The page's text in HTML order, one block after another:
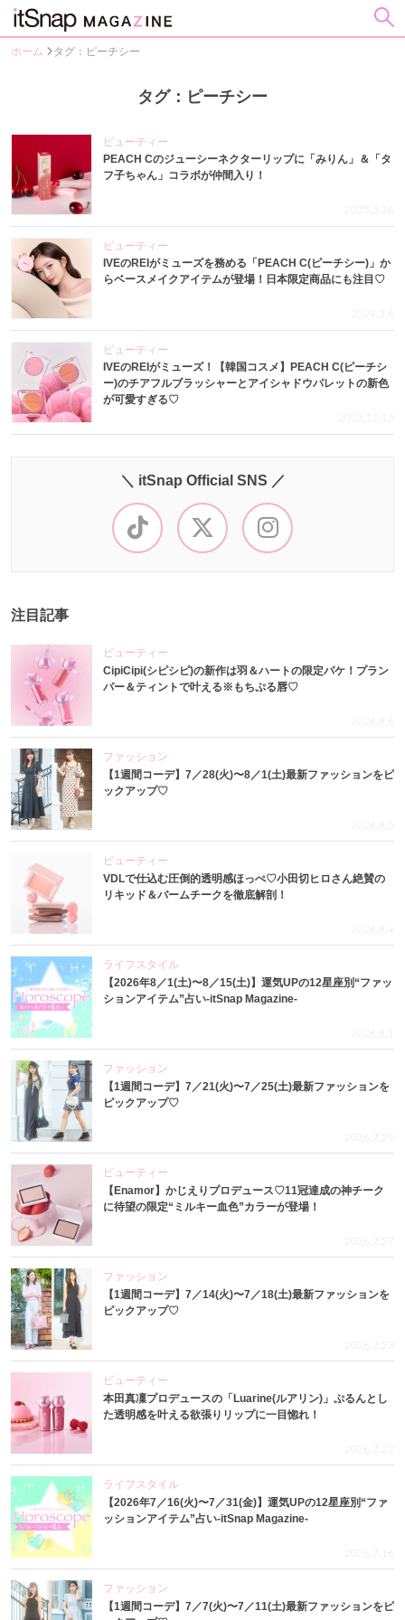
ホーム タグ：ピーチシー
タグ：ピーチシー
ビューティー
PEACH Cのジューシーネクターリップに「みりん」＆「タ
フ子ちゃん」コラボが仲間入り！
2025.5.26
ビューティー
IVEのREIがミューズを務める「PEACH C(ピーチシー)」か
らベースメイクアイテムが登場！日本限定商品にも注目♡
2024.3.6
ビューティー
IVEのREIがミューズ！【韓国コスメ】PEACH C(ピーチシ
ー)のチアフルブラッシャーとアイシャドウパレットの新色
が可愛すぎる♡
2023.12.13
＼ itSnap Official SNS ／
注目記事
ビューティー
CipiCipi(シピシピ)の新作は羽＆ハートの限定パケ！プラン
パー＆ティントで叶える※もちぷる唇♡
2026.8.6
ファッション
【1週間コーデ】7／28(火)〜8／1(土)最新ファッションをピ
ックアップ♡
2026.8.5
ビューティー
VDLで仕込む圧倒的透明感ほっぺ♡小田切ヒロさん絶賛の
リキッド＆バームチークを徹底解剖！
2026.8.4
ライフスタイル
【2026年8／1(土)〜8／15(土)】運気UPの12星座別“ファッ
ションアイテム”占い-itSnap Magazine-
2026.8.1
ファッション
【1週間コーデ】7／21(火)〜7／25(土)最新ファッションを
ピックアップ♡
2026.7.29
ビューティー
【Enamor】かじえりプロデュース♡11冠達成の神チーク
に待望の限定“ミルキー血色”カラーが登場！
2026.7.27
ファッション
【1週間コーデ】7／14(火)〜7／18(土)最新ファッションを
ピックアップ♡
2026.7.23
ビューティー
本田真凜プロデュースの「Luarine(ルアリン)」ぷるんとし
た透明感を叶える欲張りリップに一目惚れ！
2026.7.22
ライフスタイル
【2026年7／16(火)〜7／31(金)】運気UPの12星座別“ファ
ッションアイテム”占い-itSnap Magazine-
2026.7.16
ファッション
【1週間コーデ】7／7(火)〜7／11(土)最新ファッションをピ